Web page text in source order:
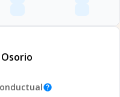
help